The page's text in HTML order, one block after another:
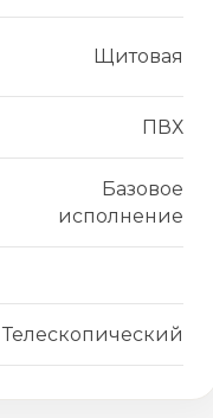
Щитовая
ПВХ
Базовое
исполнение
Телескопический